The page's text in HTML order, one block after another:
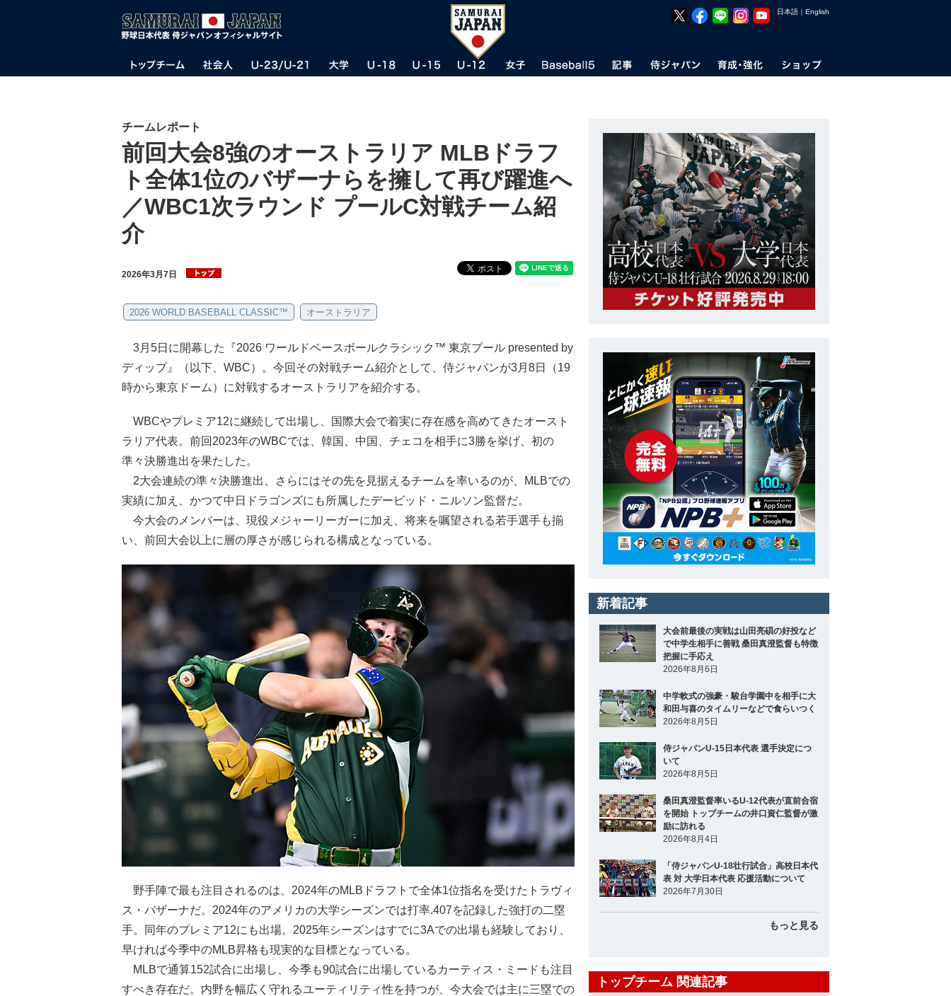
日本語 ｜ English
チームレポート
前回大会8強のオーストラリア MLBドラフ
ト全体1位のバザーナらを擁して再び躍進へ
／WBC1次ラウンド プールC対戦チーム紹
介
2026年3月7日
2026 WORLD BASEBALL CLASSIC™ オーストラリア
3月5日に開幕した『2026 ワールドベースボールクラシック™ 東京プール presented by
ディップ』（以下、WBC）。今回その対戦チーム紹介として、侍ジャパンが3月8日（19
時から東京ドーム）に対戦するオーストラリアを紹介する。
WBCやプレミア12に継続して出場し、国際大会で着実に存在感を高めてきたオースト
ラリア代表。前回2023年のWBCでは、韓国、中国、チェコを相手に3勝を挙げ、初の
準々決勝進出を果たした。
2大会連続の準々決勝進出、さらにはその先を見据えるチームを率いるのが、MLBでの
実績に加え、かつて中日ドラゴンズにも所属したデービッド・ニルソン監督だ。
今大会のメンバーは、現役メジャーリーガーに加え、将来を嘱望される若手選手も揃
い、前回大会以上に層の厚さが感じられる構成となっている。
野手陣で最も注目されるのは、2024年のMLBドラフトで全体1位指名を受けたトラヴィ
ス・バザーナだ。2024年のアメリカの大学シーズンでは打率.407を記録した強打の二塁
手。同年のプレミア12にも出場。2025年シーズンはすでに3Aでの出場も経験しており、
早ければ今季中のMLB昇格も現実的な目標となっている。
MLBで通算152試合に出場し、今季も90試合に出場しているカーティス・ミードも注目
すべき存在だ。内野を幅広く守れるユーティリティ性を持つが、今大会では主に三塁での
新着記事
大会前最後の実戦は山田亮碩の好投など
で中学生相手に善戦 桑田真澄監督も特徴
把握に手応え
2026年8月6日
中学軟式の強豪・駿台学園中を相手に大
和田与喜のタイムリーなどで食らいつく
2026年8月5日
侍ジャパンU-15日本代表 選手決定につ
いて
2026年8月5日
桑田真澄監督率いるU-12代表が直前合宿
を開始 トップチームの井口資仁監督が激
励に訪れる
2026年8月4日
「侍ジャパンU-18壮行試合」高校日本代
表 対 大学日本代表 応援活動について
2026年7月30日
もっと見る
トップチーム 関連記事